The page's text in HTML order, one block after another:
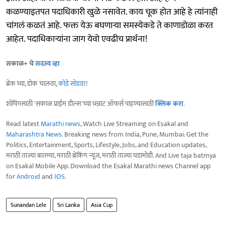
कळण्याइतपत पदाधिकारी खुळे नसावेत. काय चूक होत आहे हे त्यांनाही
चांगलं कळतं आहे. फक्त येऊ बघणाऱ्या समस्येकडे ते काणाडोळा करत
आहेत. पदाधिकाऱ्यांना जाग येवो एवढीच प्रार्थना!
सकाळ+ चेसदस्य व्हा
ब्रेक घ्या, डोकं चालवा,कोडे सोडवा!
शॉपिंगसाठी 'सकाळ प्राईम डील्स'च्या भन्नाट ऑफर्स पाहण्यासाठीक्लिक करा.
Read latestMarathi news, Watch Live Streaming on Esakal and
Maharashtra News. Breaking news from India, Pune, Mumbai. Get the
Politics, Entertainment, Sports, Lifestyle, Jobs, and Education updates,
मराठी ताज्या बातम्या, मराठी ब्रेकिंग न्यूज, मराठी ताज्या घडामोडी. And Live taja batmya
on Esakal Mobile App. Download the Esakal Marathi news Channel app
forAndroidand IOS.
Sunandan Lele Sri Lanka Asia Cup